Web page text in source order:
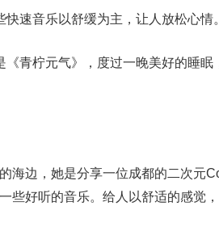
速音乐以舒缓为主，让人放松心情。
青柠元气》，度过一晚美好的睡
海边，她是分享一位成都的二次元
些好听的音乐。给人以舒适的感觉